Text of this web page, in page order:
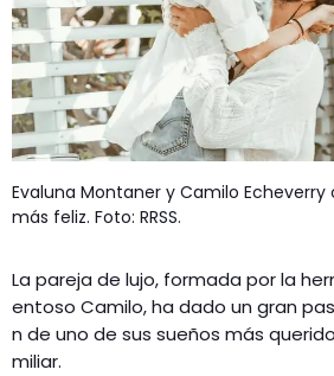
MÚSICA
ENTRETENIMIENTO
RADIO SPLENDID
CONTACTO
Evaluna Montaner y Camilo
más feliz. Foto: RRSS.
La pareja de lujo, formada por la
entoso Camilo, ha dado un gran
n de uno de sus sueños más
miliar.